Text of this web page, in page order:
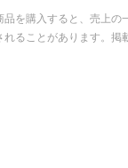
を購入すると、売上の
れることがあります。掲